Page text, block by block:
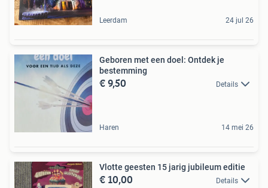
Leerdam 24 jul 26
Geboren met een doel: Ontdek je
bestemming
€ 9,50 Details
Haren 14 mei 26
Vlotte geesten 15 jarig jubileum editie
€ 10,00 Details